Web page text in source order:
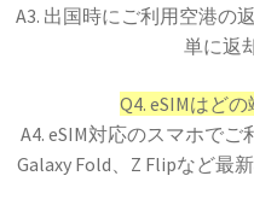
A3. 出国時にご利用空港の
単に返
Q4. eSIMはど
A4. eSIM対応のスマホでご
Galaxy Fold、Z Flipなど最